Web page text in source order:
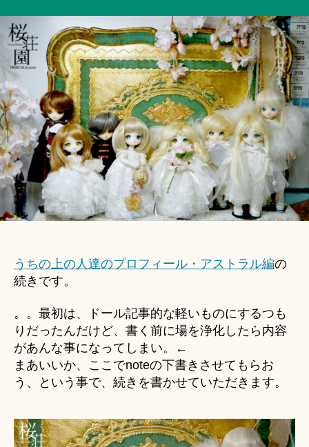
IRISCALA
a
ci
Hi
ts
u
ki
＊
上
の
人
達
の
プ
ロ
フ
ィ
ー
ル・
ア
ー
ト
編
うちの上の人達のプロフィール・アストラル編の
続きです。
。。最初は、ドール記事的な軽いものにするつも
りだったんだけど、書く前に場を浄化したら内容
があんな事になってしまい。←
まあいいか、ここでnoteの下書きさせてもらお
う、という事で、続きを書かせていただきます。